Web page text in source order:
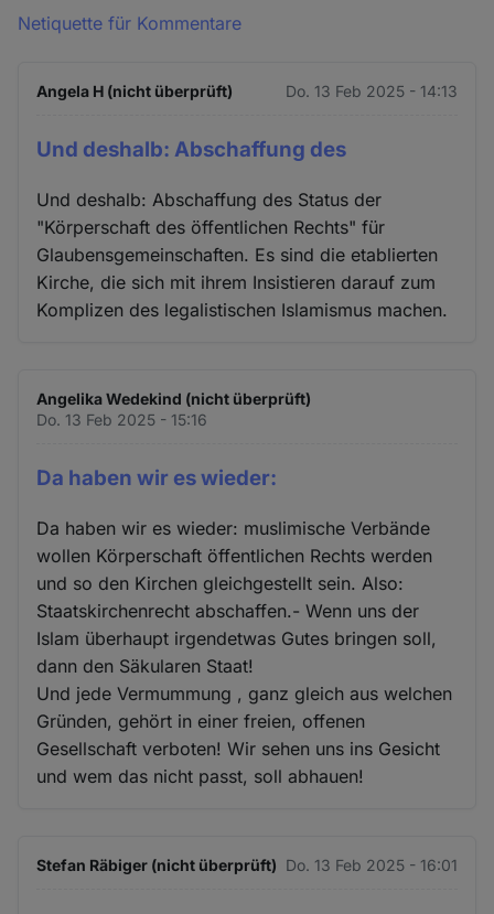
Netiquette für Kommentare
Angela H (nicht überprüft) Do. 13 Feb 2025 - 14:13
Und deshalb: Abschaffung des
Und deshalb: Abschaffung des Status der
"Körperschaft des öffentlichen Rechts" für
Glaubensgemeinschaften. Es sind die etablierten
Kirche, die sich mit ihrem Insistieren darauf zum
Komplizen des legalistischen Islamismus machen.
Angelika Wedekind (nicht überprüft)
Do. 13 Feb 2025 - 15:16
Da haben wir es wieder:
Da haben wir es wieder: muslimische Verbände
wollen Körperschaft öffentlichen Rechts werden
und so den Kirchen gleichgestellt sein. Also:
Staatskirchenrecht abschaffen.- Wenn uns der
Islam überhaupt irgendetwas Gutes bringen soll,
dann den Säkularen Staat!
Und jede Vermummung , ganz gleich aus welchen
Gründen, gehört in einer freien, offenen
Gesellschaft verboten! Wir sehen uns ins Gesicht
und wem das nicht passt, soll abhauen!
Stefan Räbiger (nicht überprüft) Do. 13 Feb 2025 - 16:01